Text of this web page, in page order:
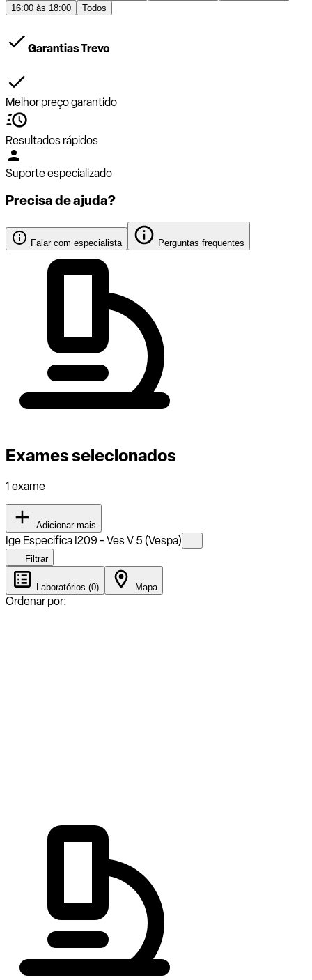
16:00 às 18:00
Todos
Garantias Trevo
Melhor preço garantido
Resultados rápidos
Suporte especializado
Precisa de ajuda?
Falar com especialista Perguntas frequentes
Exames selecionados
1 exame
Adicionar mais
Ige Especifica I209 - Ves V 5 (Vespa)
Filtrar
Laboratórios (0) Mapa
Ordenar por: